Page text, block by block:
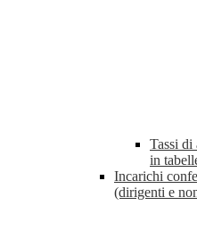
Tassi di
in
Incarichi
(dirigenti e